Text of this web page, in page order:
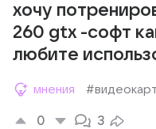
хочу
260 gtx -софт
любите
мнения
0 3